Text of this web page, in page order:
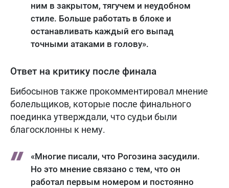
ним в закрытом, тягучем и неудобном
стиле. Больше работать в блоке и
останавливать каждый его выпад
точными атаками в голову».
Ответ на критику после финала
Бибосынов также прокомментировал мнение
болельщиков, которые после финального
поединка утверждали, что судьи были
благосклонны к нему.
«Многие писали, что Рогозина засудили.
Но это мнение связано с тем, что он
работал первым номером и постоянно